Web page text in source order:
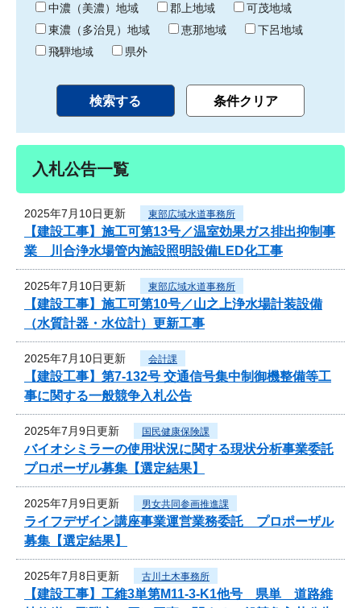
中濃（美濃）地域
郡上地域
可茂地域
東濃（多治見）地域
恵那地域
下呂地域
飛騨地域
県外
入札公告一覧
2025年7月10日更新 東部広域水道事務所
【建設工事】施工可第13号／温室効果ガス排出抑制事
業 川合浄水場管内施設照明設備LED化工事
2025年7月10日更新 東部広域水道事務所
【建設工事】施工可第10号／山之上浄水場計装設備
（水質計器・水位計）更新工事
2025年7月10日更新 会計課
【建設工事】第7-132号 交通信号集中制御機整備等工
事に関する一般競争入札公告
2025年7月9日更新 国民健康保険課
バイオシミラーの使用状況に関する現状分析事業委託
プロポーザル募集【選定結果】
2025年7月9日更新 男女共同参画推進課
ライフデザイン講座事業運営業務委託 プロポーザル
募集【選定結果】
2025年7月8日更新 古川土木事務所
【建設工事】工維3単第M11-3-K1他号 県単 道路維